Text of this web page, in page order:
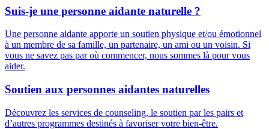
Suis-je une personne aidante naturelle ?
Une personne aidante apporte un soutien physique et/ou émotionnel
à un membre de sa famille, un partenaire, un ami ou un voisin. Si
vous ne savez pas par où commencer, nous sommes là pour vous
aider.
Soutien aux personnes aidantes naturelles
Découvrez les services de counseling, le soutien par les pairs et
d’autres programmes destinés à favoriser votre bien-être.